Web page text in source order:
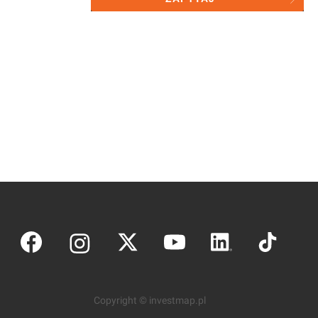
celów statystycznych
Copyright © investmap.pl